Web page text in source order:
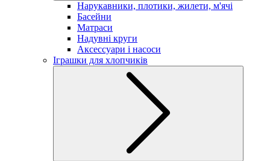
Нарукавники, плотики, жилети, м'ячі
Басейни
Матраси
Надувні круги
Аксессуари і насоси
Іграшки для хлопчиків